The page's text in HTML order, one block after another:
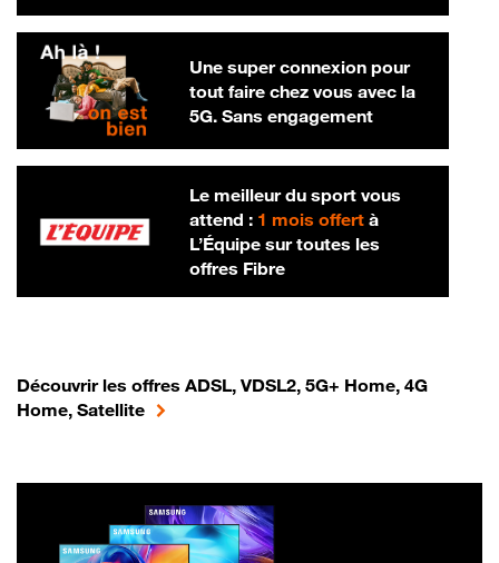
Une super connexion pour
tout faire chez vous avec la
5G. Sans engagement
Le meilleur du sport vous
attend : 1 mois offertà
L’Équipe sur toutes les
offres Fibre
Découvrir les offres ADSL, VDSL2, 5G+ Home, 4G
Home, Satellite